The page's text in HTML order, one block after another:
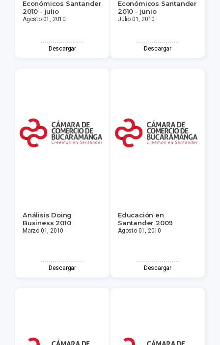
Económicos Santander
2010 - julio
Agosto 01, 2010
Descargar
Económicos Santander
2010 - junio
Julio 01, 2010
Descargar
Análisis Doing
Business 2010
Marzo 01, 2010
Descargar
Educación en
Santander 2009
Agosto 01, 2010
Descargar